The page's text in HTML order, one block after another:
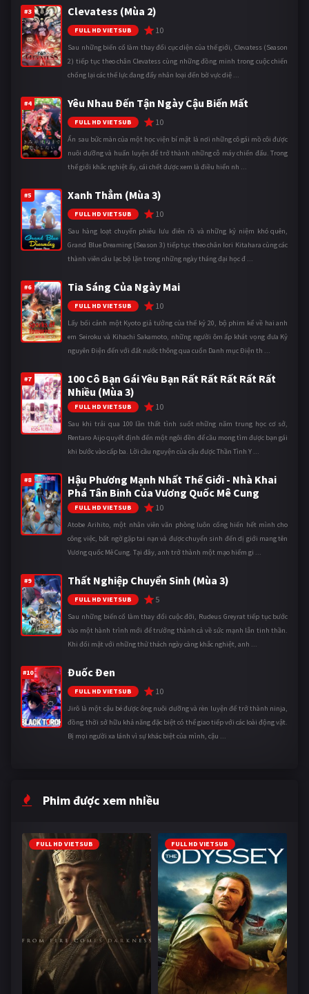
#3 Clevatess (Mùa 2)
FULL HD VIETSUB 10
Sau những biến cố làm thay đổi cục diện của thế giới, Clevatess (Season
2) tiếp tục theo chân Clevatess cùng những đồng minh trong cuộc chiến
chống lại các thế lực đang đẩy nhân loại đến bờ vực diệ ...
#4 Yêu Nhau Đến Tận Ngày Cậu Biến Mất
FULL HD VIETSUB 10
Ẩn sau bức màn của một học viện bí mật là nơi những cô gái mồ côi được
nuôi dưỡng và huấn luyện để trở thành những cỗ máy chiến đấu. Trong
thế giới khắc nghiệt ấy, cái chết được xem là điều hiển nh ...
#5 Xanh Thẳm (Mùa 3)
FULL HD VIETSUB 10
Sau hàng loạt chuyến phiêu lưu điên rồ và những kỷ niệm khó quên,
Grand Blue Dreaming (Season 3) tiếp tục theo chân Iori Kitahara cùng các
thành viên câu lạc bộ lặn trong những ngày tháng đại học đ ...
#6 Tia Sáng Của Ngày Mai
FULL HD VIETSUB 10
Lấy bối cảnh một Kyoto giả tưởng của thế kỷ 20, bộ phim kể về hai anh
em Seiroku và Kihachi Sakamoto, những người ôm ấp khát vọng đưa Kỷ
nguyên Điện đến với đất nước thông qua cuốn Danh mục Điện th ...
#7
100 Cô Bạn Gái Yêu Bạn Rất Rất Rất Rất Rất
Nhiều (Mùa 3)
FULL HD VIETSUB 10
Sau khi trải qua 100 lần thất tình suốt những năm trung học cơ sở,
Rentaro Aijo quyết định đến một ngôi đền để cầu mong tìm được bạn gái
khi bước vào cấp ba. Lời cầu nguyện của cậu được Thần Tình Y ...
#8
Hậu Phương Mạnh Nhất Thế Giới - Nhà Khai
Phá Tân Binh Của Vương Quốc Mê Cung
FULL HD VIETSUB 10
Atobe Arihito, một nhân viên văn phòng luôn cống hiến hết mình cho
công việc, bất ngờ gặp tai nạn và được chuyển sinh đến dị giới mang tên
Vương quốc Mê Cung. Tại đây, anh trở thành một mạo hiểm gi ...
#9 Thất Nghiệp Chuyển Sinh (Mùa 3)
FULL HD VIETSUB 5
Sau những biến cố làm thay đổi cuộc đời, Rudeus Greyrat tiếp tục bước
vào một hành trình mới để trưởng thành cả về sức mạnh lẫn tinh thần.
Khi đối mặt với những thử thách ngày càng khắc nghiệt, anh ...
#10 Đuốc Đen
FULL HD VIETSUB 10
Jirô là một cậu bé được ông nuôi dưỡng và rèn luyện để trở thành ninja,
đồng thời sở hữu khả năng đặc biệt có thể giao tiếp với các loài động vật.
Bị mọi người xa lánh vì sự khác biệt của mình, cậu ...
Phim được xem nhiều
FULL HD VIETSUB FULL HD VIETSUB